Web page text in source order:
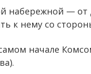
набережной — от
к нему со
начале